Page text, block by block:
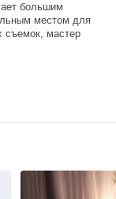
большим
местом для
съемок, мастер